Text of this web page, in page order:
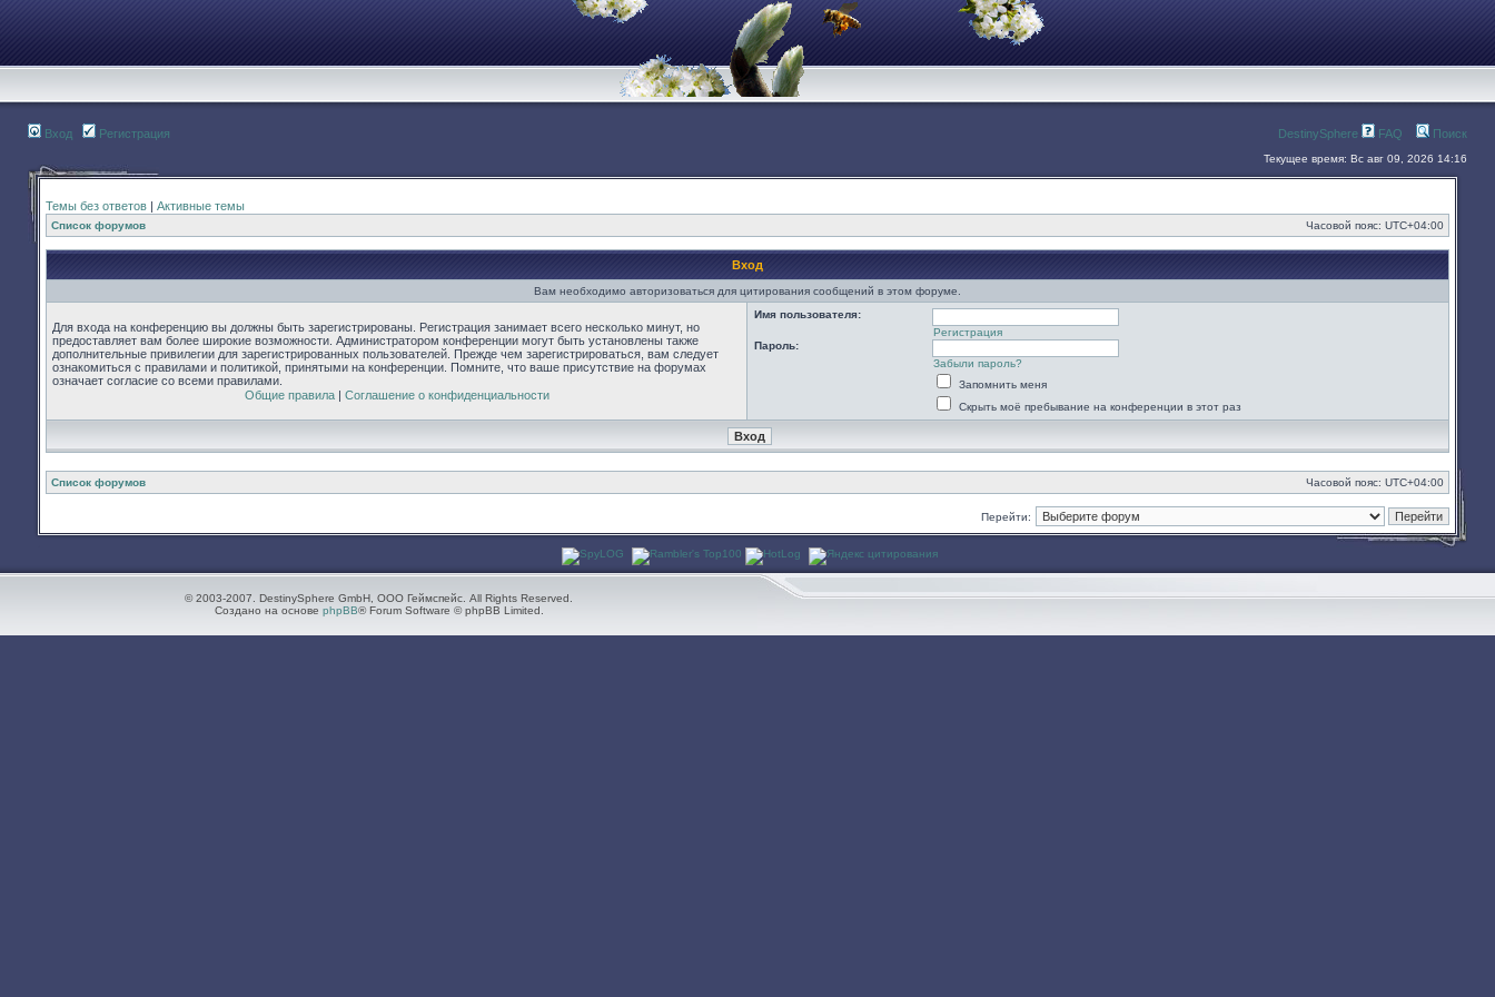
Вход Регистрация DestinySphere FAQ Поиск
Текущее время: Вс авг 09, 2026 14:16
Темы без ответов | Активные темы
Список форумов Часовой пояс: UTC+04:00
Вход
Вам необходимо авторизоваться для цитирования сообщений в этом форуме.
Для входа на конференцию вы должны быть зарегистрированы. Регистрация занимает всего несколько минут, но
предоставляет вам более широкие возможности. Администратором конференции могут быть установлены также
дополнительные привилегии для зарегистрированных пользователей. Прежде чем зарегистрироваться, вам следует
ознакомиться с правилами и политикой, принятыми на конференции. Помните, что ваше присутствие на форумах
означает согласие со всеми правилами.
Общие правила| Соглашение о конфиденциальности
Имя пользователя:
Регистрация
Пароль:
Забыли пароль?
Запомнить меня
Скрыть моё пребывание на конференции в этот раз
Список форумов Часовой пояс: UTC+04:00
Перейти:
© 2003-2007. DestinySphere GmbH, ООО Геймспейс. All Rights Reserved.
Создано на основе phpBB® Forum Software © phpBB Limited.